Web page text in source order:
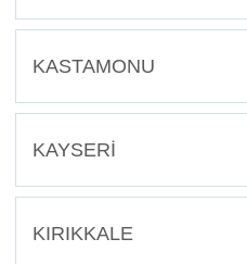
KASTAMONU
KAYSERİ
KIRIKKALE